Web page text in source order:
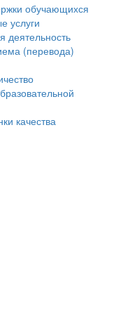
обучающихся
услуги
деятельность
(перевода)
качества